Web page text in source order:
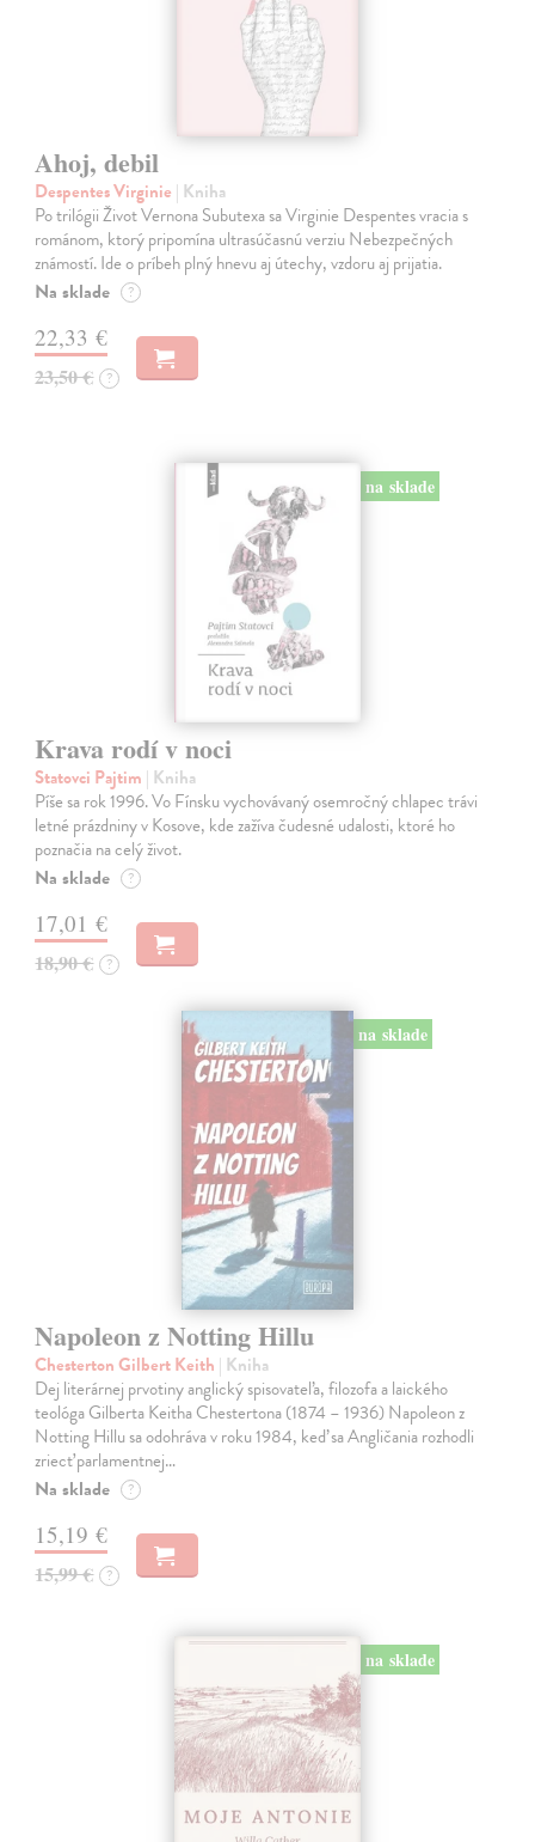
Ahoj, debil
Despentes Virginie | Kniha
Po trilógii Život Vernona Subutexa sa Virginie Despentes vracia s
románom, ktorý pripomína ultrasúčasnú verziu Nebezpečných
známostí. Ide o príbeh plný hnevu aj útechy, vzdoru aj prijatia.
Na sklade ?
22,33 €
23,50 € ?
na sklade
Krava rodí v noci
Statovci Pajtim | Kniha
Píše sa rok 1996. Vo Fínsku vychovávaný osemročný chlapec trávi
letné prázdniny v Kosove, kde zažíva čudesné udalosti, ktoré ho
poznačia na celý život.
Na sklade ?
17,01 €
18,90 € ?
na sklade
Napoleon z Notting Hillu
Chesterton Gilbert Keith | Kniha
Dej literárnej prvotiny anglický spisovateľa, filozofa a laického
teológa Gilberta Keitha Chestertona (1874 – 1936) Napoleon z
Notting Hillu sa odohráva v roku 1984, keď sa Angličania rozhodli
zriecť parlamentnej…
Na sklade ?
15,19 €
15,99 € ?
na sklade